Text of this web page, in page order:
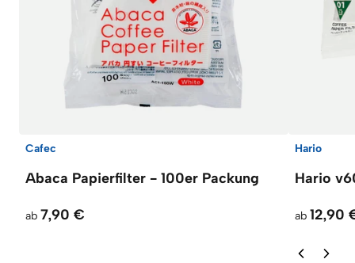
Cafec
Abaca Papierfilter - 100er Packung
ab 7,90 €
Hario
Hario
ab 12,90